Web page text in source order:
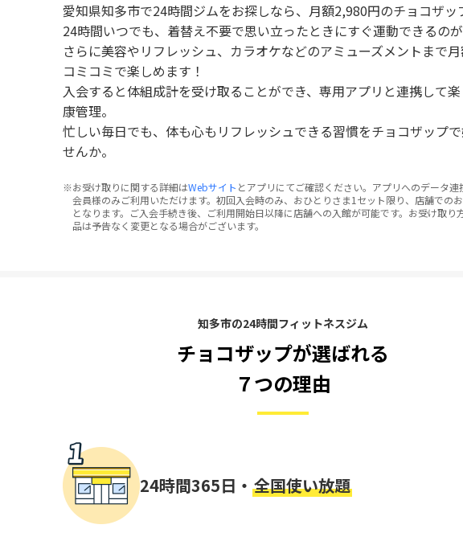
愛知県知多市で24時間ジムをお探しなら、月額2,980円のチョコザッ
24時間いつでも、着替え不要で思い立ったときにすぐ運動できるのが
さらに美容やリフレッシュ、カラオケなどのアミューズメントまで
コミコミで楽しめます！
入会すると体組成計を受け取ることができ、専用アプリと連携して
康管理。
忙しい毎日でも、体も心もリフレッシュできる習慣をチョコザップ
せんか。
お受け取りに関する詳細はWebサイト とアプリにてご確認ください。アプリへのデータ連
会員様のみご利用いただけます。初回入会時のみ、おひとりさま1セット限り、店舗での
となります。ご入会手続き後、ご利用開始日以降に店舗への入館が可能です。お受け取り
品は予告なく変更となる場合がございます。
知多市の24時間フィットネスジム
チョコザップが選ばれる
７つの理由
24時間365日・ 全国使い放題